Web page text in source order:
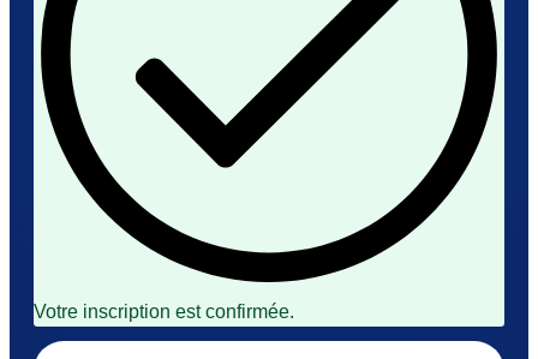
Votre inscription est confirmée.